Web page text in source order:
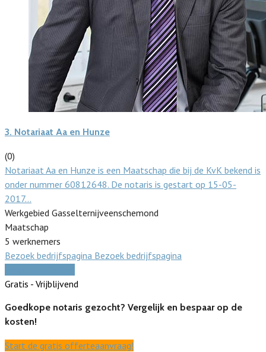
3. Notariaat Aa en Hunze
(0)
Notariaat Aa en Hunze is een Maatschap die bij de KvK bekend is
onder nummer 60812648. De notaris is gestart op 15-05-
2017…
Werkgebied Gasselternijveenschemond
Maatschap
5 werknemers
Bezoek bedrijfspagina Bezoek bedrijfspagina
Gratis - Vrijblijvend
Goedkope notaris gezocht? Vergelijk en bespaar op de
kosten!
Start de gratis offerteaanvraag!